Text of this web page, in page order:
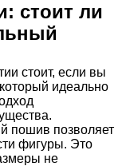
стоит ли
стоит, если вы
идеально
пошив позволяет
фигуры. Это
не